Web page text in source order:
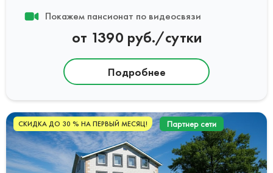
Покажем пансионат по видеосвязи
от 1390 руб./сутки
Подробнее
СКИДКА ДО 30 % НА ПЕРВЫЙ МЕСЯЦ! Партнер сети